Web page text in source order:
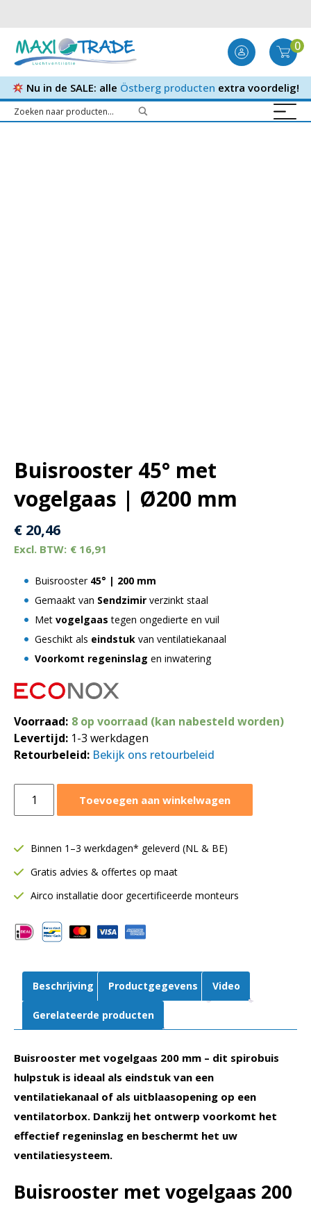
0
Nu in de SALE: alle Östberg producten extra voordelig!
Buisrooster 45° met
vogelgaas | Ø200 mm
€ 20,46
€ 16,91
Buisrooster 45° | 200 mm
Gemaakt van Sendzimir verzinkt staal
Met vogelgaastegen ongedierte en vuil
Geschikt als eindstuk van ventilatiekanaal
Voorkomt regeninslag en inwatering
Voorraad: 8 op voorraad (kan nabesteld worden)
Levertijd: 1-3 werkdagen
Retourbeleid: Bekijk ons retourbeleid
vogelgaas
Ø200
mm
Toevoegen aan winkelwagen
Binnen 1–3 werkdagen* geleverd (NL & BE)
Gratis advies & offertes op maat
Airco installatie door gecertificeerde monteurs
Beschrijving Productgegevens Video
Gerelateerde producten
Buisrooster met vogelgaas 200 mm – dit spirobuis
hulpstuk is ideaal als eindstuk van een
ventilatiekanaal of als uitblaasopening op een
ventilatorbox. Dankzij het ontwerp voorkomt het
effectief regeninslag en beschermt het uw
ventilatiesysteem.
Buisrooster met vogelgaas 200